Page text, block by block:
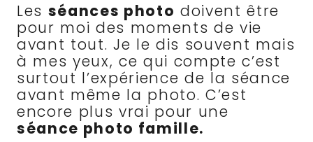
Les séances photo doivent être
pour moi des moments de vie
avant tout. Je le dis souvent mais
à mes yeux, ce qui compte c’est
surtout l’expérience de la séance
avant même la photo. C’est
encore plus vrai pour une
séance photo famille.